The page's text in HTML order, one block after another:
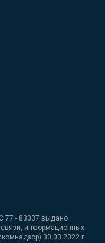
77 - 83037 выдано
информационных
30.03.2022 г.